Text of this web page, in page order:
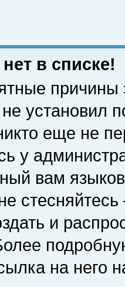
в списке!
причины
установил
еще не
у
вам
и
на него